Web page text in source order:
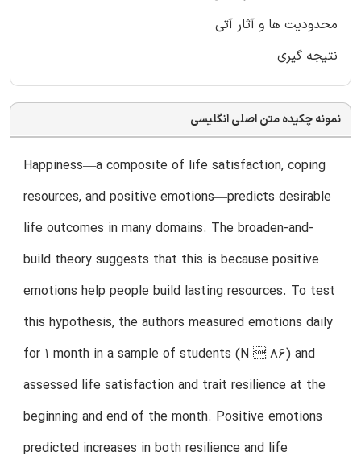
محدودیت ها و آثار آتی
نتیجه گیری
نمونه چکیده متن اصلی انگلیسی
Happiness—a composite of life satisfaction, coping
resources, and positive emotions—predicts desirable
life outcomes in many domains. The broaden-and-
build theory suggests that this is because positive
emotions help people build lasting resources. To test
this hypothesis, the authors measured emotions daily
for 1 month in a sample of students (N  86) and
assessed life satisfaction and trait resilience at the
beginning and end of the month. Positive emotions
predicted increases in both resilience and life